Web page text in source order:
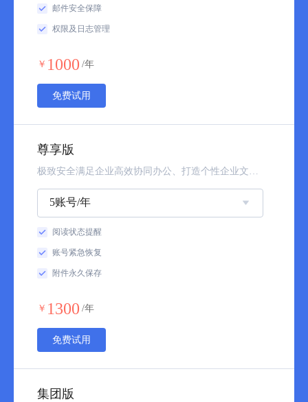
邮件安全保障
权限及日志管理
￥ 1000 /年
免费试用
尊享版
极致安全满足企业高效协同办公、打造个性企业文化及客户管理等精细化运营需求
5账号/年
阅读状态提醒
账号紧急恢复
附件永久保存
￥ 1300 /年
免费试用
集团版